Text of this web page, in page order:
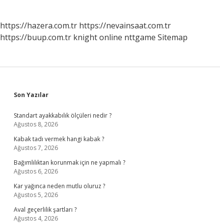
https://hazera.com.tr https://nevainsaat.com.tr
https://buup.com.tr knight online nttgame Sitemap
Sidebar
Son Yazılar
Standart ayakkabılık ölçüleri nedir ?
Ağustos 8, 2026
Kabak tadı vermek hangi kabak ?
Ağustos 7, 2026
Bağımlılıktan korunmak için ne yapmalı ?
Ağustos 6, 2026
Kar yağınca neden mutlu oluruz ?
Ağustos 5, 2026
Aval geçerlilik şartları ?
Ağustos 4, 2026